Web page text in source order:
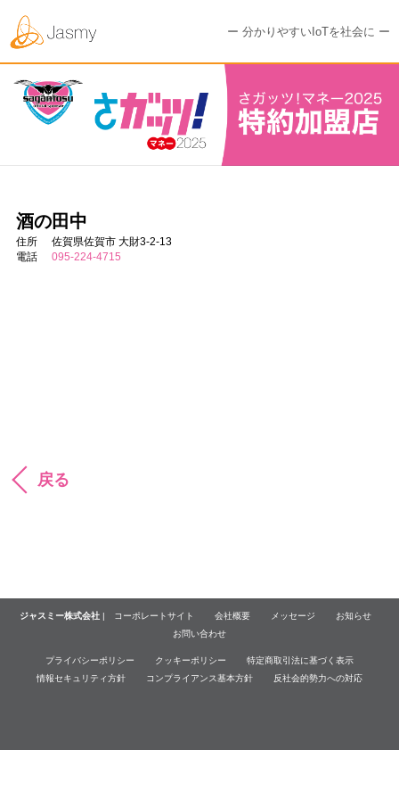
ー 分かりやすいIoTを社会に ー
酒の田中
住所
佐賀県佐賀市 大財3-2-13
電話
095-224-4715
戻る
ジャスミー株式会社| コーポレートサイト 会社概要 メッセージ
お知らせ
お問い合わせ
プライバシーポリシー クッキーポリシー
特定商取引法に基づく表示
情報セキュリティ方針
コンプライアンス基本方針 反社会的勢力への対応